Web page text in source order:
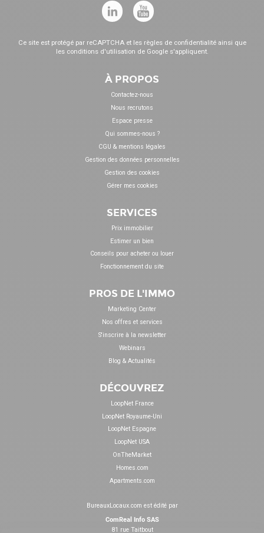
Ce site est protégé par reCAPTCHA et les règles de confidentialitéainsi que
les conditions d'utilisation de Google s'appliquent.
À PROPOS
Contactez-nous
Nous recrutons
Espace presse
Qui sommes-nous ?
CGU & mentions légales
Gestion des données personnelles
Gestion des cookies
Gérer mes cookies
SERVICES
Prix immobilier
Estimer un bien
Conseils pour acheter ou louer
Fonctionnement du site
PROS DE L'IMMO
Marketing Center
Nos offres et services
S'inscrire à la newsletter
Webinars
Blog & Actualités
DÉCOUVREZ
LoopNet France
LoopNet Royaume-Uni
LoopNet Espagne
LoopNet USA
OnTheMarket
Homes.com
Apartments.com
BureauxLocaux.com est édité par
ComReal Info SAS
81 rue Taitbout